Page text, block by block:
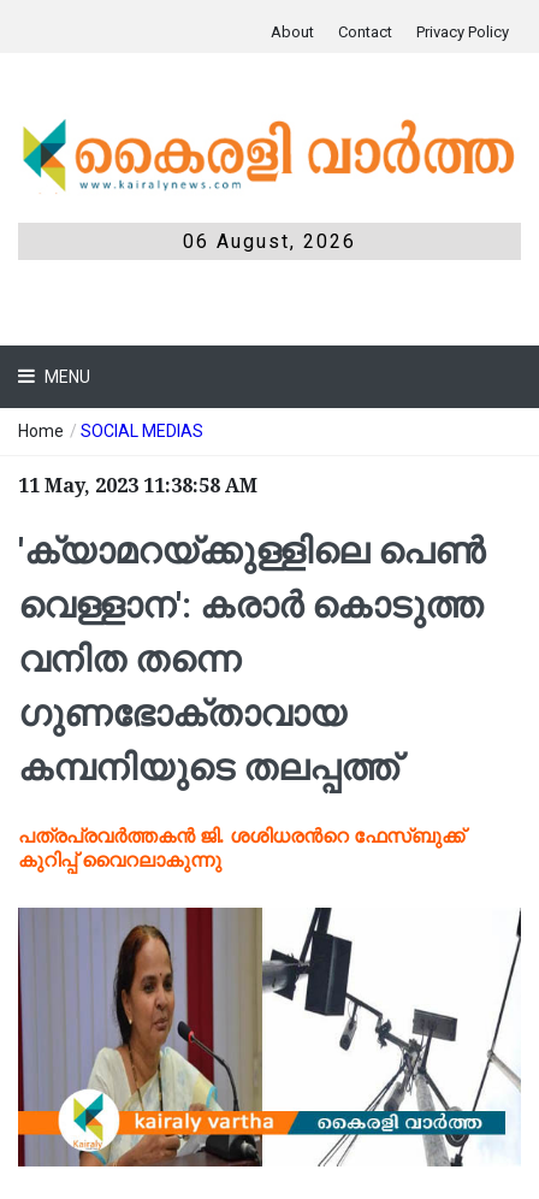
About Contact Privacy Policy
06 August, 2026
MENU
Home / SOCIAL MEDIAS
11 May, 2023 11:38:58 AM
'ക്യാമറയ്ക്കുള്ളിലെ പെൺ
വെള്ളാന': കരാർ കൊടുത്ത
വനിത തന്നെ
ഗുണഭോക്താവായ
കമ്പനിയുടെ തലപ്പത്ത്
പത്രപ്രവര്‍ത്തകന്‍ ജി. ശശിധരന്‍റെ ഫേസ്ബുക്ക്
കുറിപ്പ് വൈറലാകുന്നു